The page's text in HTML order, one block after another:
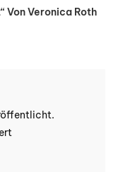
Von Veronica Roth